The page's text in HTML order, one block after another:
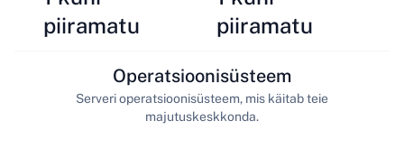
piiramatu
piiramatu
Operatsioonisüsteem
Serveri operatsioonisüsteem, mis käitab teie
majutuskeskkonda.